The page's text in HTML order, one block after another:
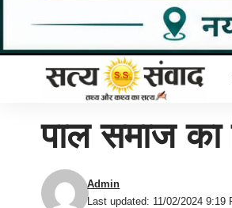
पाल समाज
Last updated: 11/02/2024 9:19
Admin